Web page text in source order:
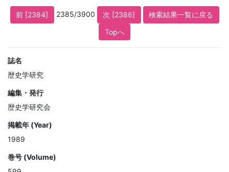
前 [2384] 2385/3900 次 [2386]
検索結果一覧に戻る
Topへ
誌名
歴史学研究
編集・発行
歴史学研究会
掲載年 (Year)
1989
巻号 (Volume)